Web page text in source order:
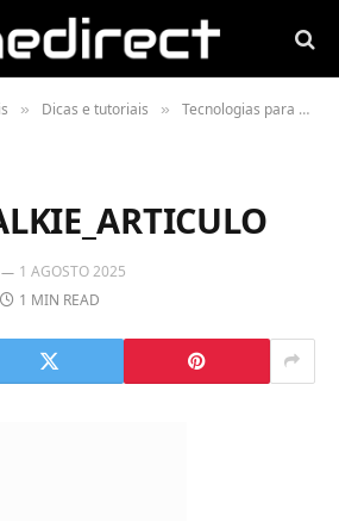
» Dicas e tutoriais » Tecnologias para o setor da restauração
1 AGOSTO 2025
1 MIN READ